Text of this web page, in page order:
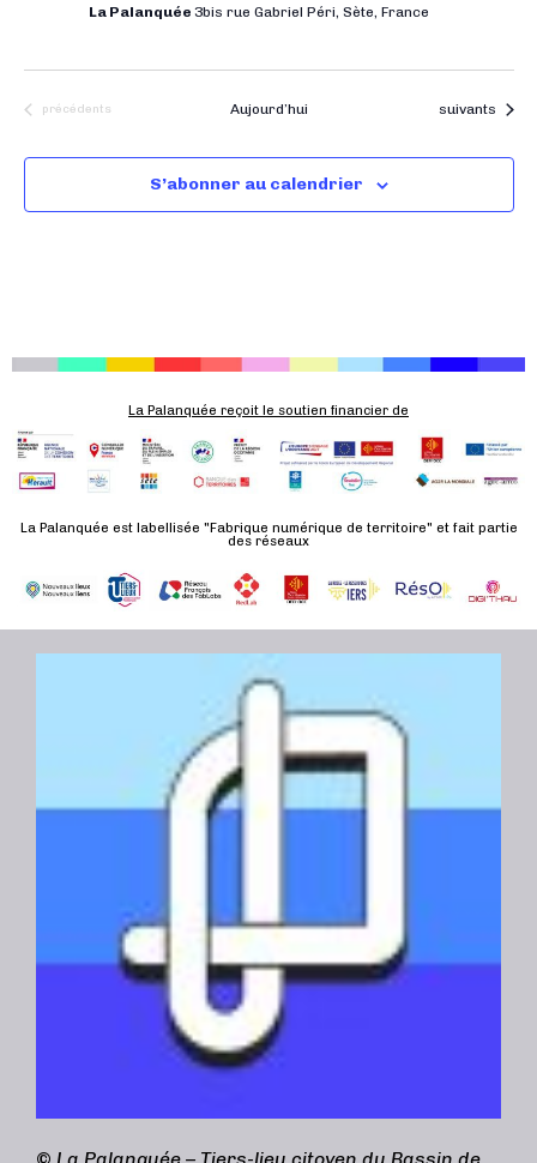
La Palanquée 3bis rue Gabriel Péri, Sète, France
Évènements
précédents Aujourd’hui Évènements
suivants
S’abonner au calendrier
La Palanquée reçoit le soutien financier de
La Palanquée est labellisée "Fabrique numérique de territoire" et fait partie
des réseaux